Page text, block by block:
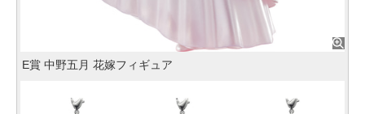
E賞 中野五月 花嫁フィギュア